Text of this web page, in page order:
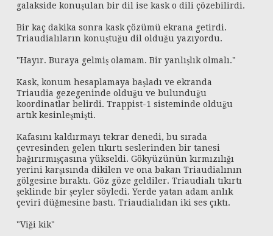
galakside konuşulan bir dil ise kask o dili çözebilirdi.
Bir kaç dakika sonra kask çözümü ekrana getirdi.
Triaudialıların konuştuğu dil olduğu yazıyordu.
"Hayır. Buraya gelmiş olamam. Bir yanlışlık olmalı."
Kask, konum hesaplamaya başladı ve ekranda
Triaudia gezegeninde olduğu ve bulunduğu
koordinatlar belirdi. Trappist-1 sisteminde olduğu
artık kesinleşmişti.
Kafasını kaldırmayı tekrar denedi, bu sırada
çevresinden gelen tıkırtı seslerinden bir tanesi
bağırırmışçasına yükseldi. Gökyüzünün kırmızılığı
yerini karşısında dikilen ve ona bakan Triaudialının
gölgesine bıraktı. Göz göze geldiler. Triaudialı tıkırtı
şeklinde bir şeyler söyledi. Yerde yatan adam anlık
çeviri düğmesine bastı. Triaudialıdan iki ses çıktı.
"Viği kik"